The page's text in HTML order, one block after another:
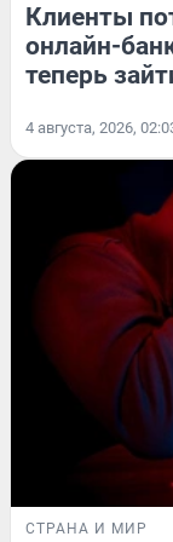
Клиенты
онлайн-
теперь
4 августа, 2026,
СТРАНА И МИР